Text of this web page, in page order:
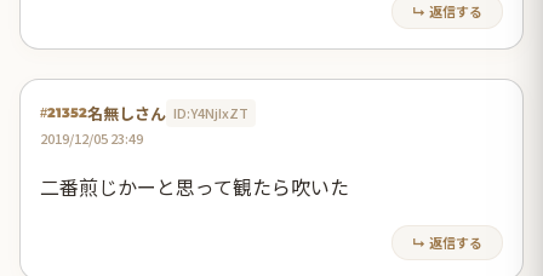
↳ 返信する
#21352名無しさん ID:Y4NjIxZT
2019/12/05 23:49
二番煎じかーと思って観たら吹いた
↳ 返信する